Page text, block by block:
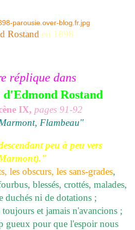
Rostand en 1898
réplique dans
d'Edmond Rostand
IX, pages 91-92
Flambeau"
peu à peu vers
les obscurs, les sans-grades,
blessés, crottés, malades,
duchés ni de dotations ;
et jamais n'avancions ;
gueux pour que l'espoir nous